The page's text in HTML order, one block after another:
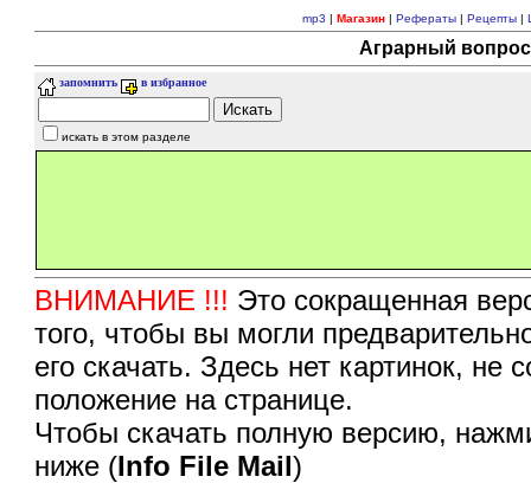
mp3 | Магазин| Рефераты| Рецепты|
Аграрный
запомнить в избранное
искать в этом разделе
ВНИМАНИЕ !!! Это сокращенная
того, чтобы вы могли
его скачать. Здесь нет картинок,
положение на странице.
Чтобы скачать полную версию,
ниже (Info File Mail)